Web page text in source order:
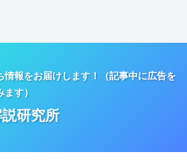
報をお届けします！（記事中に広告を
ます）
研究所